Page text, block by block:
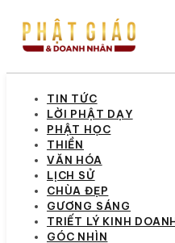
TIN TỨC
LỜI PHẬT DẠY
PHẬT HỌC
THIỀN
VĂN HÓA
LỊCH SỬ
CHÙA ĐẸP
GƯƠNG SÁNG
TRIẾT LÝ KINH
GÓC NHÌN